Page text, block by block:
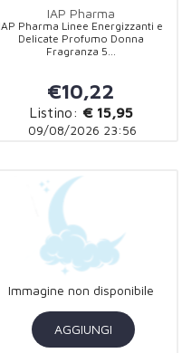
IAP Pharma
IAP Pharma Linee Energizzanti e
Delicate Profumo Donna
Fragranza 5...
€10,22
Listino: € 15,95
09/08/2026 23:56
Immagine non disponibile
AGGIUNGI